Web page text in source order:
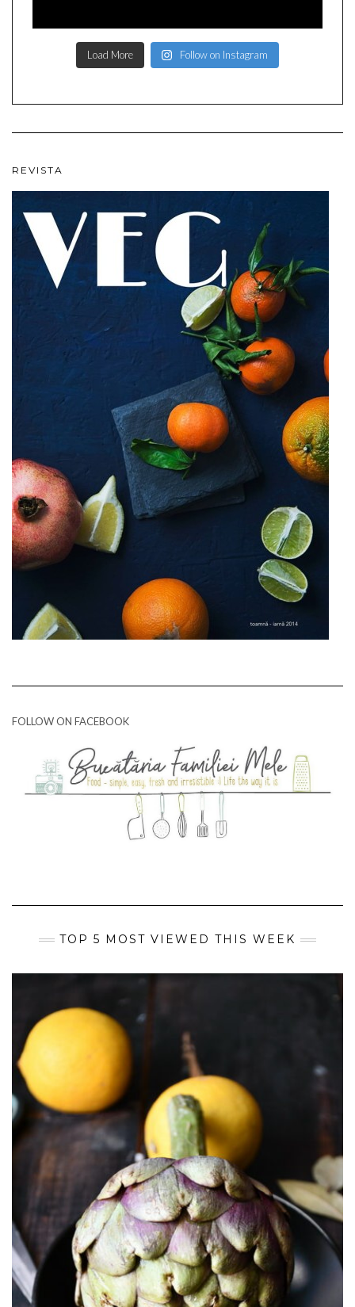
Load More Follow on Instagram
REVISTA
FOLLOW ON FACEBOOK
TOP 5 MOST VIEWED THIS WEEK